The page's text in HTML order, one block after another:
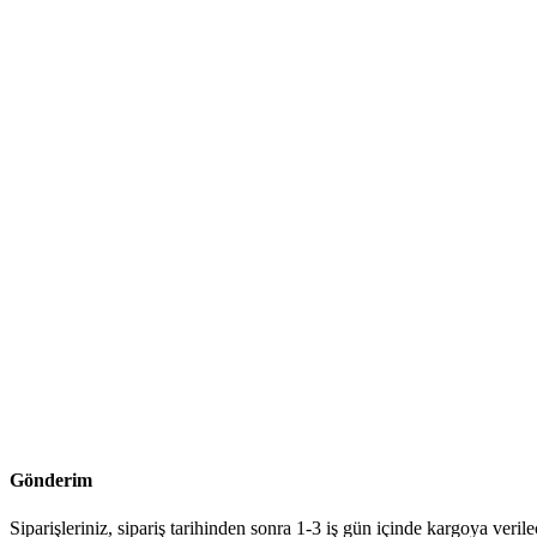
Gönderim
Siparişleriniz, sipariş tarihinden sonra 1-3 iş gün içinde kargoya